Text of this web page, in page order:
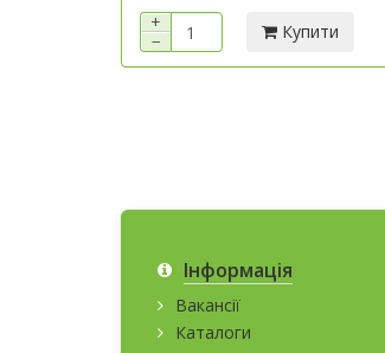
+
−
Купити
Інформація
Вакансії
Каталоги